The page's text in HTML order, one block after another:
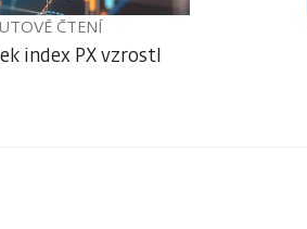
ČTENÍ
index PX vzrostl